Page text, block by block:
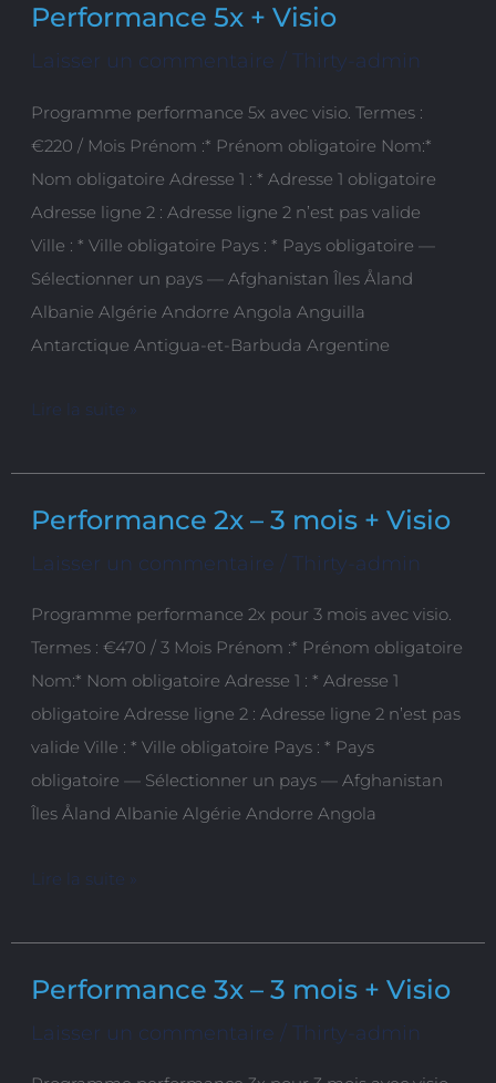
Performance 5x + Visio
Laisser un commentaire / Thirty-admin
Programme performance 5x avec visio. Termes :
€220 / Mois Prénom :* Prénom obligatoire Nom:*
Nom obligatoire Adresse 1 : * Adresse 1 obligatoire
Adresse ligne 2 : Adresse ligne 2 n’est pas valide
Ville : * Ville obligatoire Pays : * Pays obligatoire —
Sélectionner un pays — Afghanistan Îles Åland
Albanie Algérie Andorre Angola Anguilla
Antarctique Antigua-et-Barbuda Argentine
Performance
5x
Visio
Lire la suite »
Performance 2x – 3 mois + Visio
Laisser un commentaire / Thirty-admin
Programme performance 2x pour 3 mois avec visio.
Termes : €470 / 3 Mois Prénom :* Prénom obligatoire
Nom:* Nom obligatoire Adresse 1 : * Adresse 1
obligatoire Adresse ligne 2 : Adresse ligne 2 n’est pas
valide Ville : * Ville obligatoire Pays : * Pays
obligatoire — Sélectionner un pays — Afghanistan
Îles Åland Albanie Algérie Andorre Angola
Performance
2x
3
mois
+
Visio
Lire la suite »
Performance 3x – 3 mois + Visio
Laisser un commentaire / Thirty-admin
Performance
3x